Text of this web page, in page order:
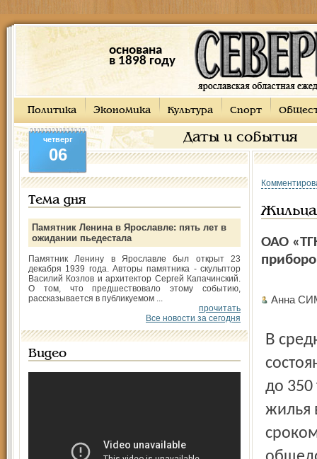
основана
в 1898 году
Политика Экономика Культура Спорт
Даты и события
четверг
06
Тема дня
Памятник Ленина в Ярославле: пять лет в
ожидании пьедестала
Памятник Ленину в Ярославле был открыт 23
декабря 1939 года. Авторы памятника - скульптор
Василий Козлов и архитектор Сергей Капачинский.
О том, что предшествовало этому событию,
рассказывается в публикуемом ...
прочитать
Все новости за сегодня
Видео
ОАО
Анна
В среднем стоимость установки в зависимости от
до 350
жилья